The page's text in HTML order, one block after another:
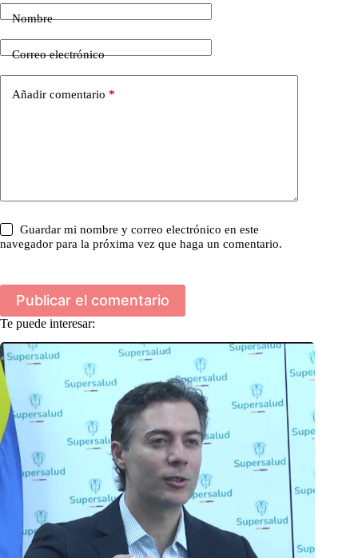
Nombre
Correo electrónico
Añadir comentario *
Guardar mi nombre y correo electrónico en este
navegador para la próxima vez que haga un comentario.
Publicar el comentario
Te puede interesar: